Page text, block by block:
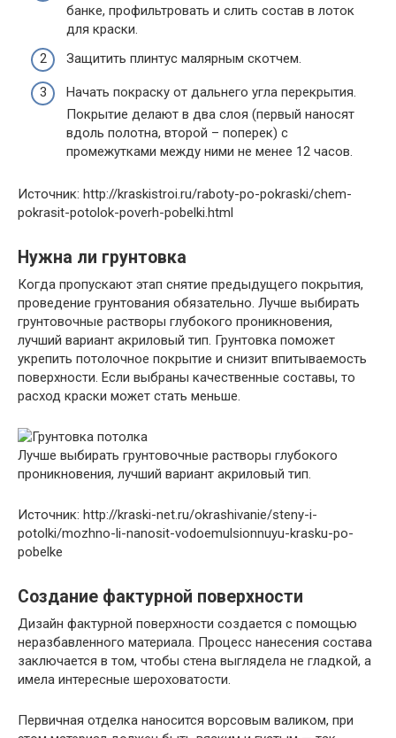
банке, профильтровать и слить состав в лоток
для краски.
Защитить плинтус малярным скотчем.
Начать покраску от дальнего угла перекрытия.
Покрытие делают в два слоя (первый наносят
вдоль полотна, второй – поперек) с
промежутками между ними не менее 12 часов.
Источник: http://kraskistroi.ru/raboty-po-pokraski/chem-
pokrasit-potolok-poverh-pobelki.html
Нужна ли грунтовка
Когда пропускают этап снятие предыдущего покрытия,
проведение грунтования обязательно. Лучше выбирать
грунтовочные растворы глубокого проникновения,
лучший вариант акриловый тип. Грунтовка поможет
укрепить потолочное покрытие и снизит впитываемость
поверхности. Если выбраны качественные составы, то
расход краски может стать меньше.
Лучше выбирать грунтовочные растворы глубокого
проникновения, лучший вариант акриловый тип.
Источник: http://kraski-net.ru/okrashivanie/steny-i-
potolki/mozhno-li-nanosit-vodoemulsionnuyu-krasku-po-
pobelke
Создание фактурной поверхности
Дизайн фактурной поверхности создается с помощью
неразбавленного материала. Процесс нанесения состава
заключается в том, чтобы стена выглядела не гладкой, а
имела интересные шероховатости.
Первичная отделка наносится ворсовым валиком, при